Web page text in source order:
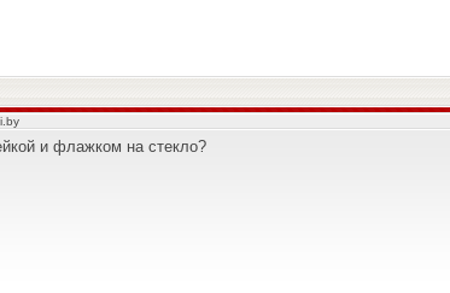
и флажком на стекло?